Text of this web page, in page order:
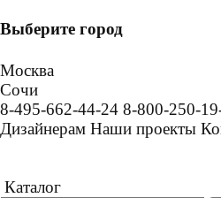
Выберите город
Москва
Сочи
8-495-662-44-24 8-800-250-
Дизайнерам Наши проекты
Каталог